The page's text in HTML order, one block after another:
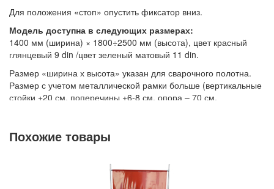
Для положения «стоп» опустить фиксатор вниз.
Модель доступна в следующих размерах:
1400 мм (ширина) × 1800÷2500 мм (высота), цвет красный
глянцевый 9 din /цвет зеленый матовый 11 din.
Размер «ширина х высота» указан для сварочного полотна.
Размер с учетом металлической рамки больше (вертикальные
стойки +20 см, поперечины +6-8 см, опора – 70 см,
красный глянцевый, din 9.
Похожие товары